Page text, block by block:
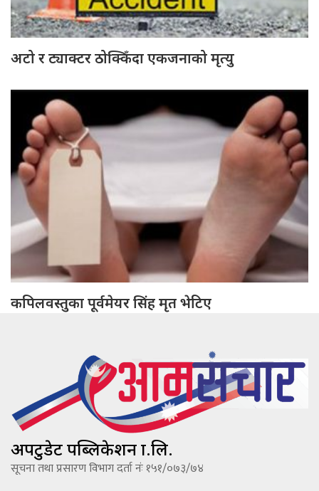
अटो र ट्याक्टर ठोक्किँदा एकजनाको मृत्यु
कपिलवस्तुका पूर्वमेयर सिंह मृत भेटिए
अपटुडेट पब्लिकेशन प्रा.लि.
सूचना तथा प्रसारण विभाग दर्ता नंः १५१/०७३/७४